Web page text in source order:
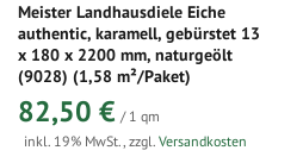
Meister Landhausdiele Eiche
authentic, karamell, gebürstet 13
x 180 x 2200 mm, naturgeölt
(9028) (1,58 m²/Paket)
82,50 € / 1 qm
inkl. 19% MwSt., zzgl. Versandkosten